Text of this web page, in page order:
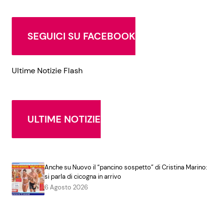
SEGUICI SU FACEBOOK
Ultime Notizie Flash
ULTIME NOTIZIE
Anche su Nuovo il “pancino sospetto” di Cristina Marino:
si parla di cicogna in arrivo
6 Agosto 2026